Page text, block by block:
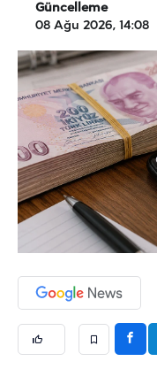
Güncelleme
08 Ağu 2026, 14:08